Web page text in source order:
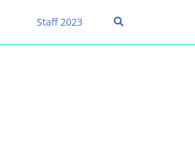
Staff 2023